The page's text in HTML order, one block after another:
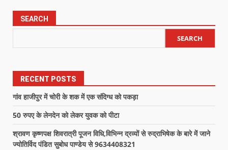
SEARCH
SEARCH
RECENT POSTS
गांव हाजीपुर में चोरी के शक में एक संदिग्ध को पकड़ा
50 रुपए के लेनदेन को लेकर युवक को पीटा
श्रावण कृष्णपक्ष शिवरात्री पूजन विधि,विभिन्न द्रव्यों से रुद्राभिषेक के बारे में जाने
ज्योतिर्विद पंडित सुबोध पाण्डेय से 9634408321